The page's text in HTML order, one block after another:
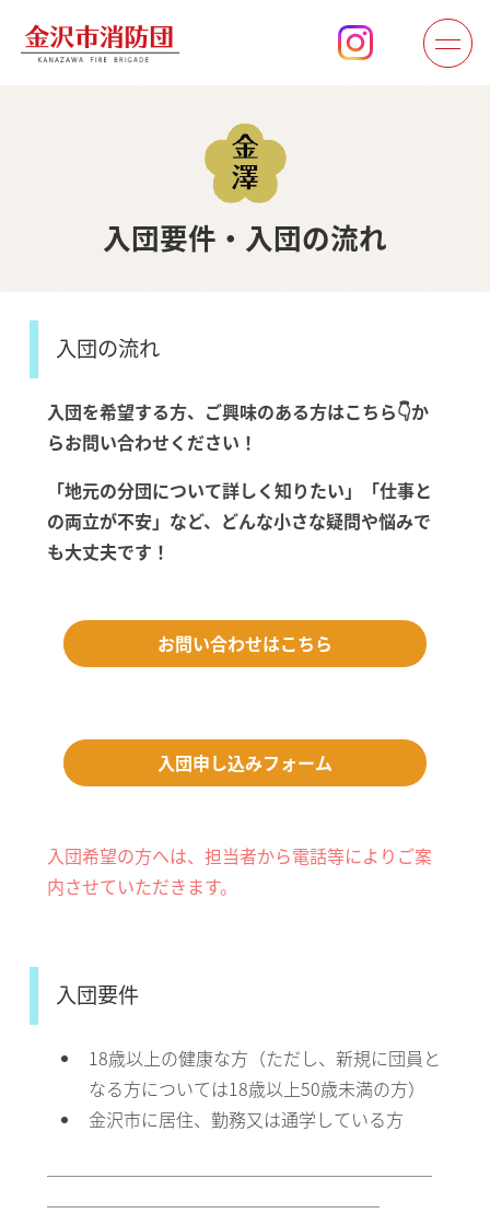
入団要件・入団の流れ
入団の流れ
入団を希望する方、ご興味のある方はこちら👇か
らお問い合わせください！
「地元の分団について詳しく知りたい」「仕事と
の両立が不安」など、どんな小さな疑問や悩みで
も大丈夫です！
お問い合わせはこちら
入団申し込みフォーム
入団希望の方へは、担当者から電話等によりご案
内させていただきます。
入団要件
18歳以上の健康な方（ただし、新規に団員と
なる方については18歳以上50歳未満の方）
金沢市に居住、勤務又は通学している方